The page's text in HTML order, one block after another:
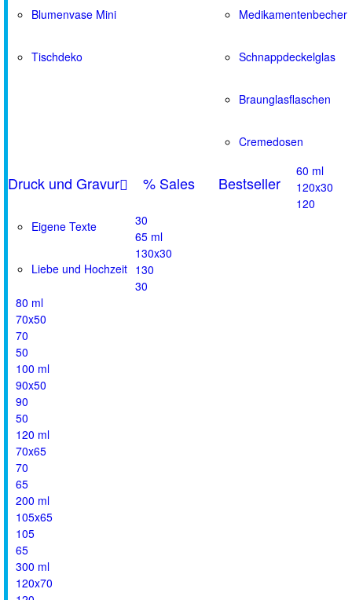
Blumenvase Mini
Tischdeko
Medikamentenbecher
Schnappdeckelglas
Braunglasflaschen
Cremedosen
Druck und Gravur
Eigene Texte
Liebe und Hochzeit
% Sales Bestseller
60 ml
120x30
120
30
65 ml
130x30
130
30
80 ml
70x50
70
50
100 ml
90x50
90
50
120 ml
70x65
70
65
200 ml
105x65
105
65
300 ml
120x70